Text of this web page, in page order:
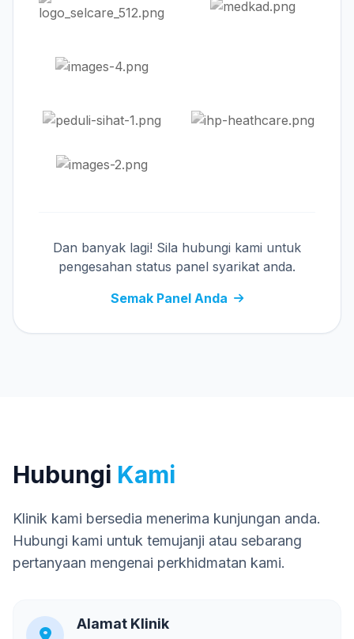
Dan banyak lagi! Sila hubungi kami untuk
pengesahan status panel syarikat anda.
Semak Panel Anda
Hubungi Kami
Klinik kami bersedia menerima kunjungan anda.
Hubungi kami untuk temujanji atau sebarang
pertanyaan mengenai perkhidmatan kami.
Alamat Klinik